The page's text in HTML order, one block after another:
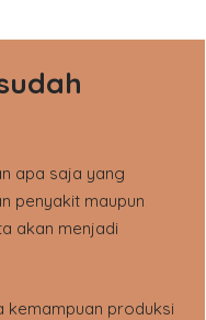
apa saja yang
penyakit maupun
akan menjadi
kemampuan produksi